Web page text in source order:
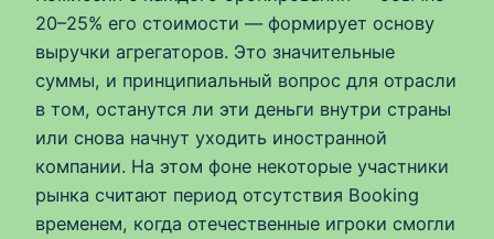
20–25% его стоимости — формирует основу
выручки агрегаторов. Это значительные
суммы, и принципиальный вопрос для отрасли
в том, останутся ли эти деньги внутри страны
или снова начнут уходить иностранной
компании. На этом фоне некоторые участники
рынка считают период отсутствия Booking
временем, когда отечественные игроки смогли